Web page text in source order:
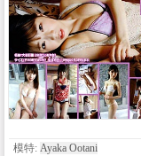
模特: Ayaka Ootani